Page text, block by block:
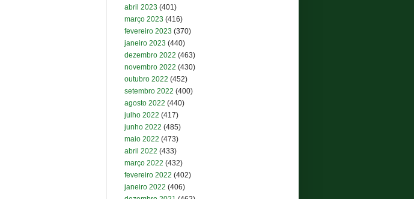
abril 2023 (401)
março 2023 (416)
fevereiro 2023 (370)
janeiro 2023 (440)
dezembro 2022 (463)
novembro 2022 (430)
outubro 2022 (452)
setembro 2022 (400)
agosto 2022 (440)
julho 2022 (417)
junho 2022 (485)
maio 2022 (473)
abril 2022 (433)
março 2022 (432)
fevereiro 2022 (402)
janeiro 2022 (406)